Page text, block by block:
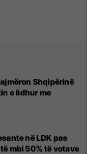
Shqipërinë
e lidhur me
në LDK pas
mbi 50% të votave